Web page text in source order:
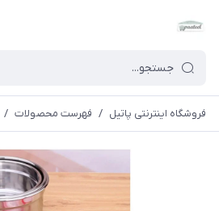
فروشگاه اینترنتی پاتیل / فهرست محصولات /